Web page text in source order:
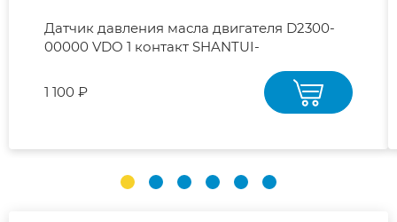
Датчик давления масла двигателя D2300-
00000 VDО 1 контакт SHANTUI-
1 100 ₽